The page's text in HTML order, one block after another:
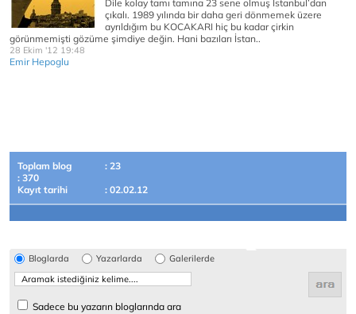
Dile kolay tamı tamına 23 sene olmuş İstanbul’dan
çıkalı. 1989 yılında bir daha geri dönmemek üzere
ayrıldığım bu KOCAKARI hiç bu kadar çirkin
görünmemişti gözüme şimdiye değin. Hani bazıları İstan..
28 Ekim '12 19:48
Emir Hepoglu
Toplam blog
: 23
: 370
Kayıt tarihi
: 02.02.12
Bloglarda Yazarlarda Galerilerde
Sadece bu yazarın bloglarında ara